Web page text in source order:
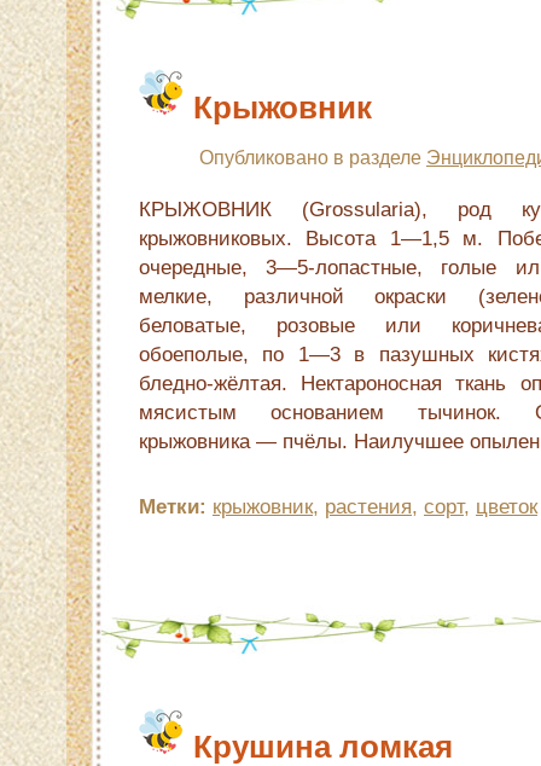
Крыжовник
Опубликовано в разделе
КРЫЖОВНИК (Grossularia), род
крыжовниковых. Высота 1—1,5 м.
очередные, 3—5-лопастные, голые
мелкие, различной окраски
беловатые, розовые или
обоеполые, по 1—3 в пазушных
бледно-жёлтая. Нектароносная ткань
мясистым основанием тычинок.
крыжовника — пчёлы. Наилучшее
Метки: крыжовник, растения, сорт, цветок
Крушина ломкая